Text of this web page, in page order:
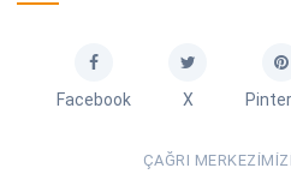
Facebook X
ÇAĞRI